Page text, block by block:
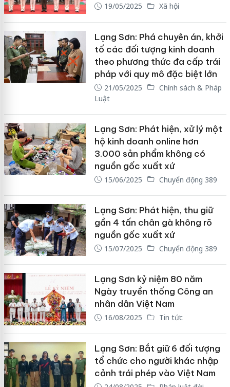
19/05/2025 Xã hội
Lạng Sơn: Phá chuyên án, khởi
tố các đối tượng kinh doanh
theo phương thức đa cấp trái
pháp với quy mô đặc biệt lớn
21/05/2025
Chính sách & Pháp
Luật
Lạng Sơn: Phát hiện, xử lý một
hộ kinh doanh online hơn
3.000 sản phẩm không có
nguồn gốc xuất xứ
15/06/2025 Chuyển động 389
Lạng Sơn: Phát hiện, thu giữ
gần 4 tấn chân gà không rõ
nguồn gốc xuất xứ
15/07/2025 Chuyển động 389
Lạng Sơn kỷ niệm 80 năm
Ngày truyền thống Công an
nhân dân Việt Nam
16/08/2025 Tin tức
Lạng Sơn: Bắt giữ 6 đối tượng
tổ chức cho người khác nhập
cảnh trái phép vào Việt Nam